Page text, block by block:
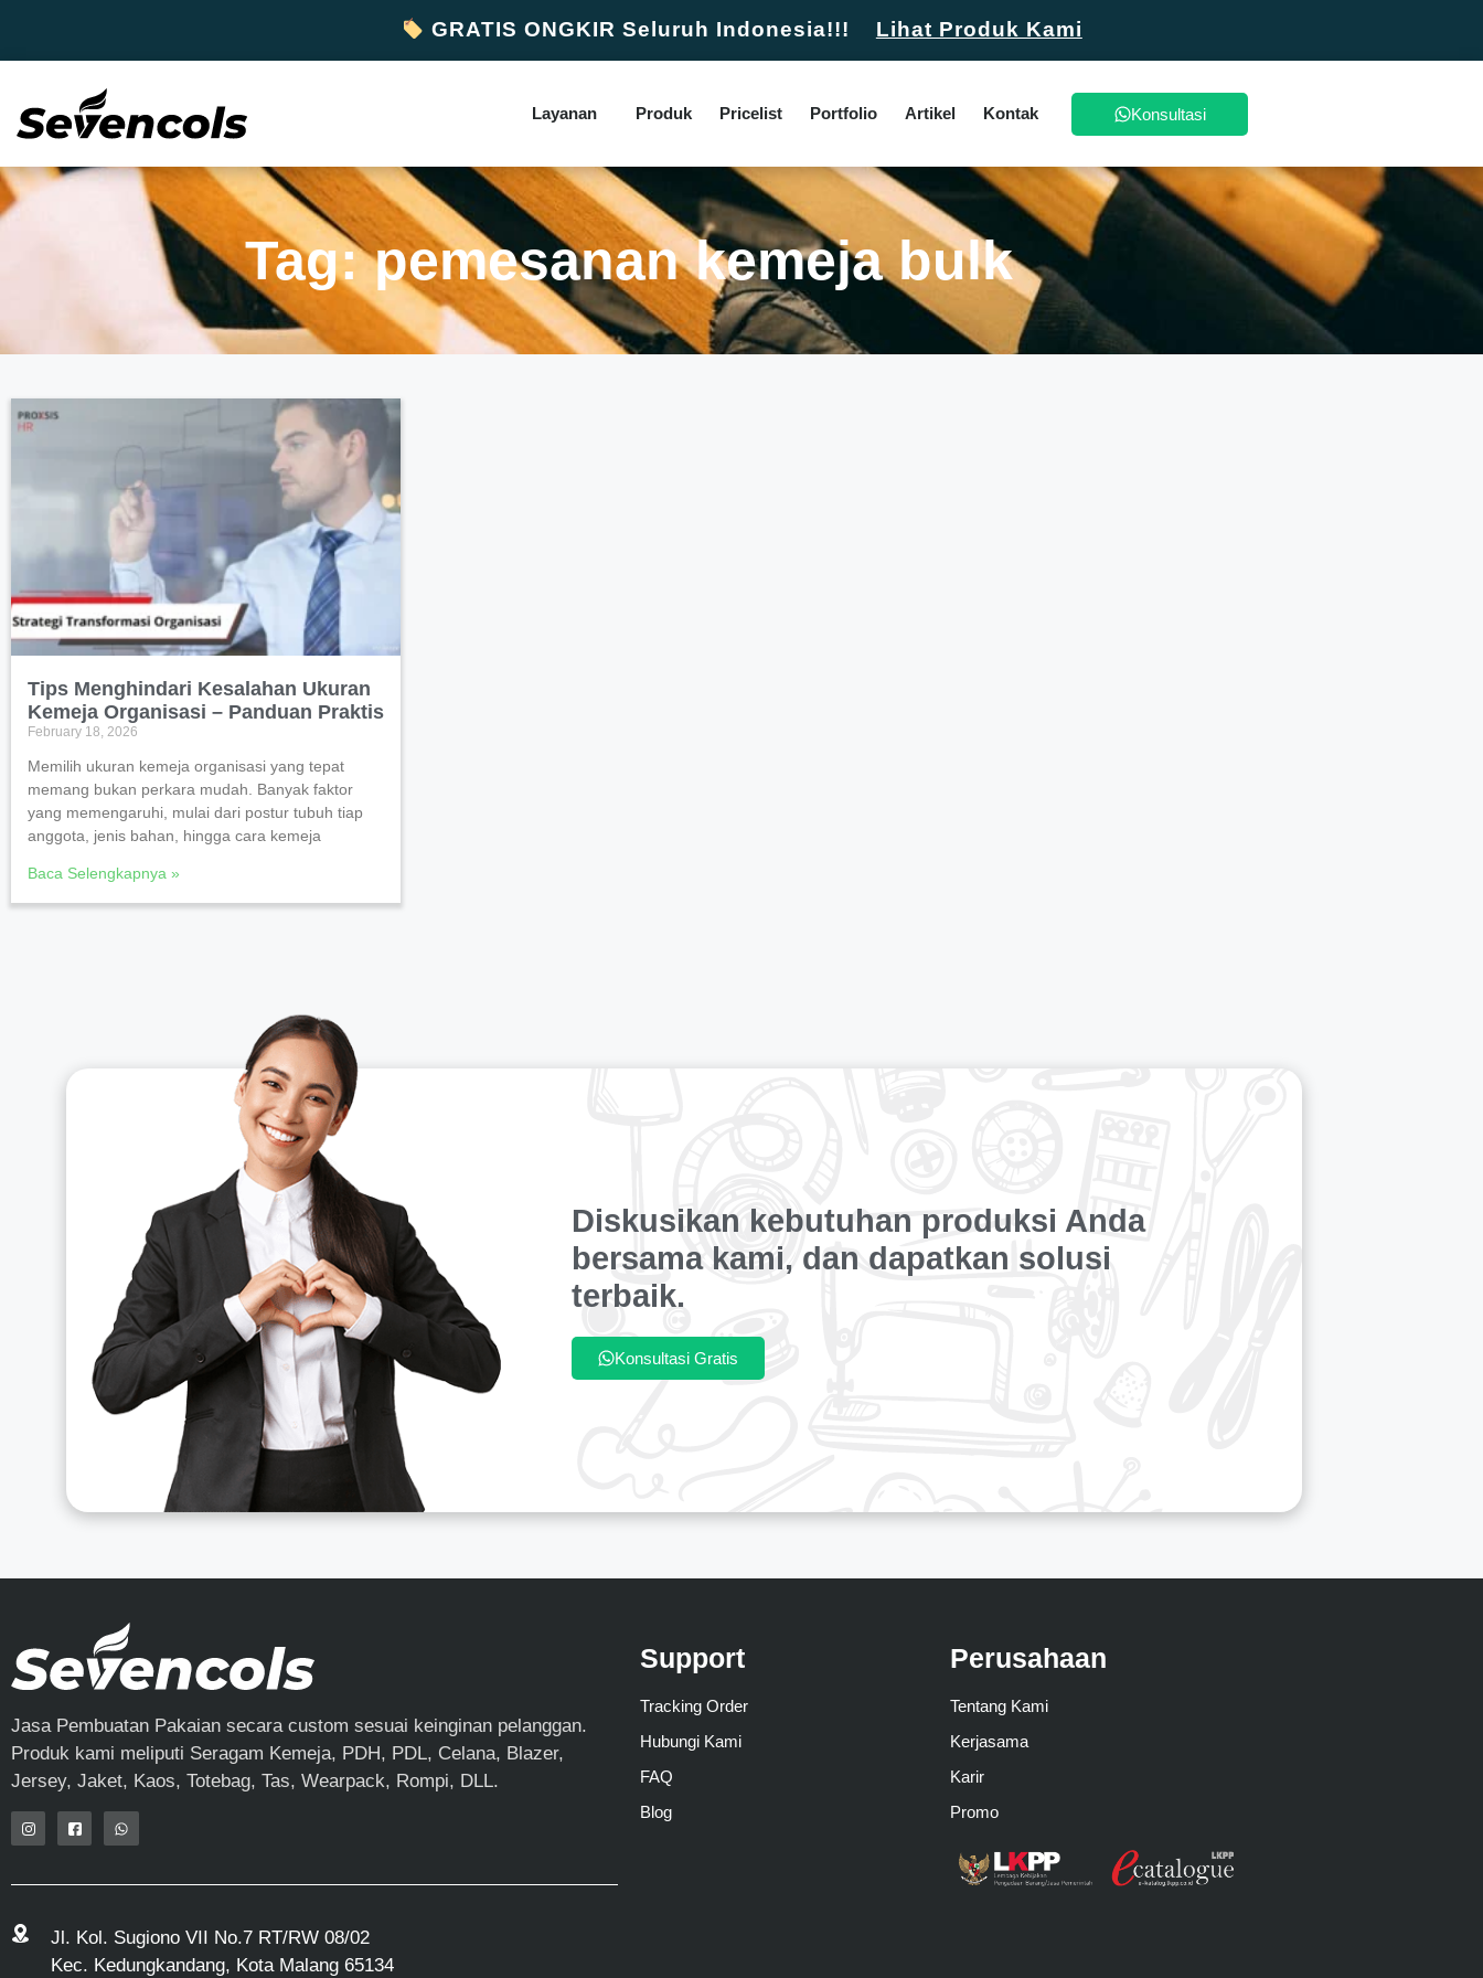
GRATIS ONGKIR Seluruh Indonesia!!! Lihat Produk Kami
Layanan Produk Pricelist Portfolio Artikel Kontak Konsultasi
Tag: pemesanan kemeja bulk
Tips Menghindari Kesalahan Ukuran
Kemeja Organisasi – Panduan Praktis
February 18, 2026
Memilih ukuran kemeja organisasi yang tepat
memang bukan perkara mudah. Banyak faktor
yang memengaruhi, mulai dari postur tubuh tiap
anggota, jenis bahan, hingga cara kemeja
Baca Selengkapnya »
Diskusikan kebutuhan produksi Anda
bersama kami, dan dapatkan solusi
terbaik.
Konsultasi Gratis
Jasa Pembuatan Pakaian secara custom sesuai keinginan pelanggan.
Produk kami meliputi Seragam Kemeja, PDH, PDL, Celana, Blazer,
Jersey, Jaket, Kaos, Totebag, Tas, Wearpack, Rompi, DLL.
Jl. Kol. Sugiono VII No.7 RT/RW 08/02
Kec. Kedungkandang, Kota Malang 65134
Support
Tracking Order
Hubungi Kami
FAQ
Blog
Perusahaan
Tentang Kami
Kerjasama
Karir
Promo